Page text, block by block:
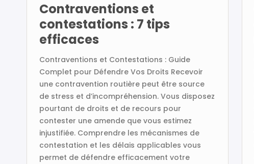
Contraventions et
contestations : 7 tips
efficaces
Contraventions et Contestations : Guide
Complet pour Défendre Vos Droits Recevoir
une contravention routière peut être source
de stress et d’incompréhension. Vous disposez
pourtant de droits et de recours pour
contester une amende que vous estimez
injustifiée. Comprendre les mécanismes de
contestation et les délais applicables vous
permet de défendre efficacement votre